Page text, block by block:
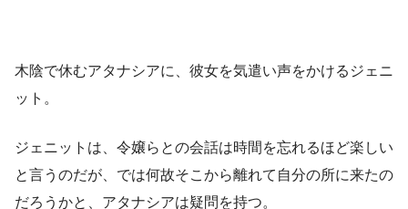
木陰で休むアタナシアに、彼女を気遣い声をかけるジェニ
ット。
ジェニットは、令嬢らとの会話は時間を忘れるほど楽しい
と言うのだが、では何故そこから離れて自分の所に来たの
だろうかと、アタナシアは疑問を持つ。